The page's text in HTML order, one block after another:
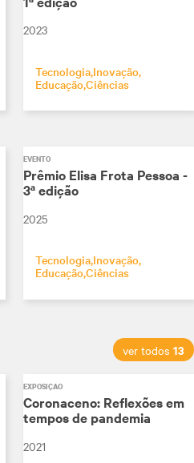
2023
TecnologiaInovação
EducaçãoCiências
EVENTO
Prêmio Elisa Frota Pessoa -
3ª edição
2025
TecnologiaInovação
EducaçãoCiências
ver todos 13
EXPOSIÇÃO
Coronaceno: Reflexões em
tempos de pandemia
2021